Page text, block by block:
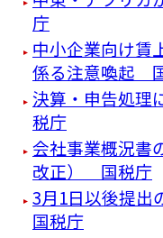
庁
中小企業向け賃
係る注意喚起
決算・申告処
税庁
会社事業概況書
改正） 国税庁
3月1日以後提出
国税庁